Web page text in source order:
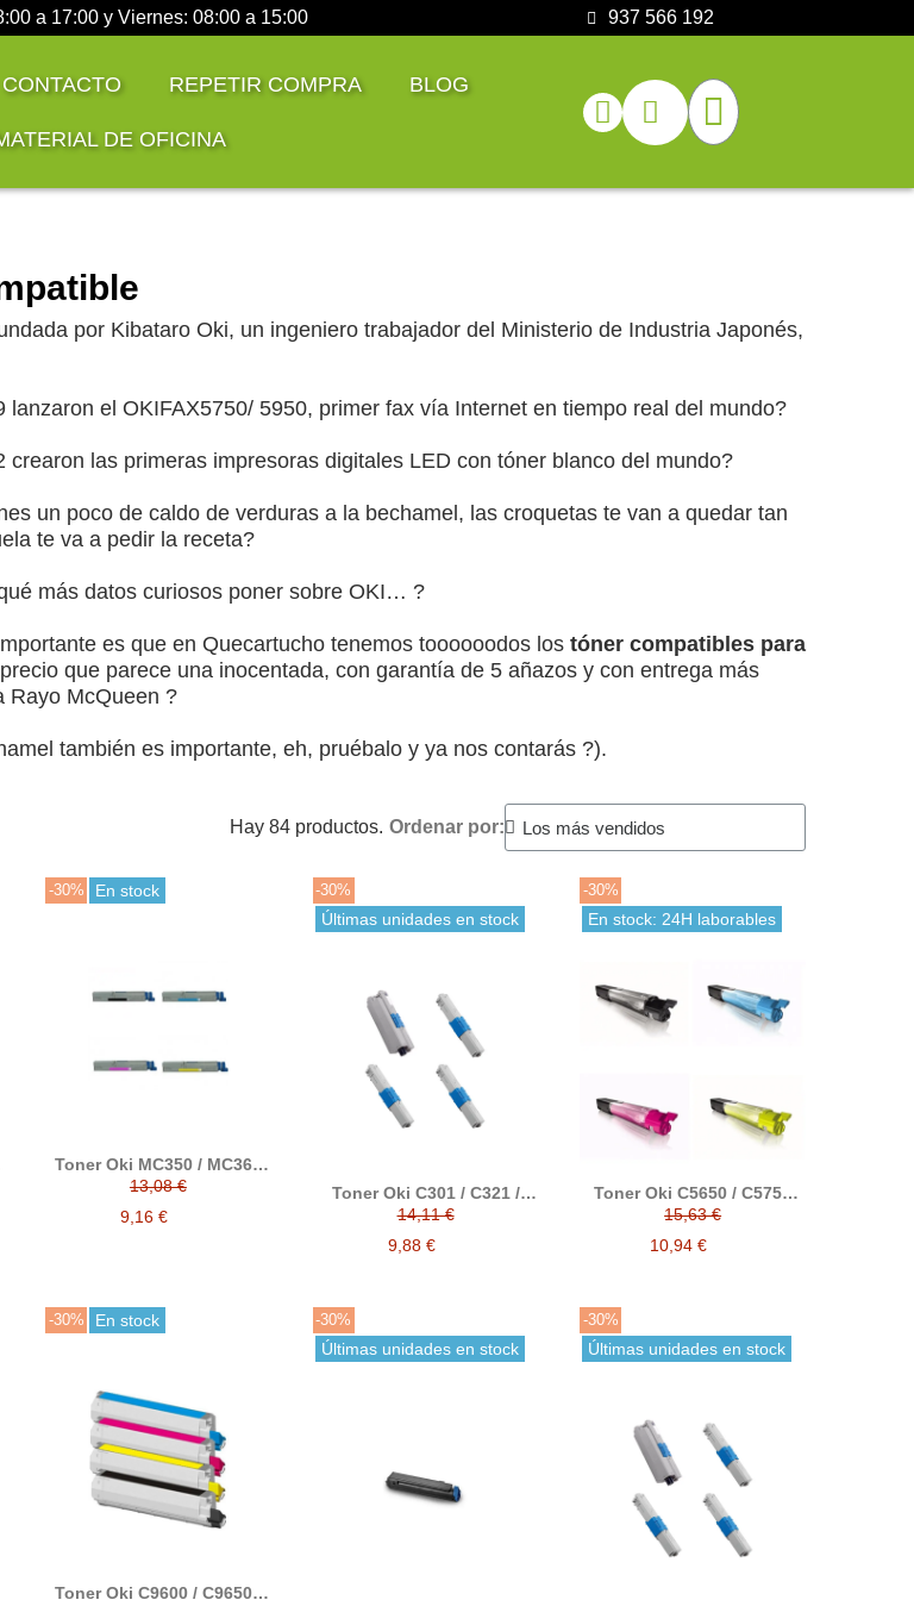
a 17:00 y Viernes: 08:00 a 15:00 937 566 192
CONTACTO REPETIR COMPRA BLOG
DE OFICINA
por Kibataro Oki, un ingeniero trabajador del Ministerio de Industria Japonés,
lanzaron el OKIFAX5750/ 5950, primer fax vía Internet en tiempo real del mundo?
crearon las primeras impresoras digitales LED con tóner blanco del mundo?
un poco de caldo de verduras a la bechamel, las croquetas te van a quedar tan
te va a pedir la receta?
más datos curiosos poner sobre OKI… ?
es que en Quecartucho tenemos toooooodos los tóner compatibles para
que parece una inocentada, con garantía de 5 añazos y con entrega más
Rayo McQueen ?️
también es importante, eh, pruébalo y ya nos contarás ?).
Hay 84 productos. Ordenar por:
-30% En stock
Toner Oki MC350 / MC360
compatible alternativo a
43459324 / 43459371 /
43459370 / 43459369
13,08 €
9,16 €
-30%
Últimas unidades en stock
Toner Oki C301 / C321 /
MC332 / MC340 / MC342
compatible alternativo a
44973536 / 44973535 /
44973534 / 44973533
14,11 €
9,88 €
-30%
En stock: 24H laborables
Toner Oki C5650 / C5750
compatible alternativo a
43865708 / 43872307 /
43872306 / 43872305
15,63 €
10,94 €
-30% En stock
Toner Oki C9600 / C9650 /
-30%
Últimas unidades en stock
-30%
Últimas unidades en stock